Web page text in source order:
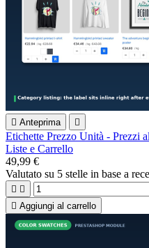
 Anteprima 
Etichette Prezzo Unità - Prezzi
Liste e Carrello
49,99 €
Valutato su 5 stelle in base a
 
 Aggiungi al carrello